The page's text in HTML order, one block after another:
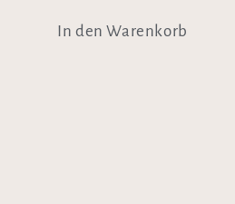
In den Warenkorb